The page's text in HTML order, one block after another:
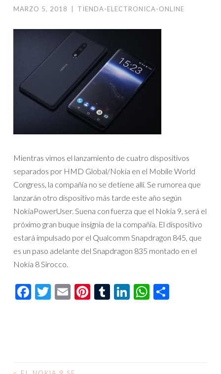
MARZO 5, 2018 TIENDA-ELECTRONICA-ONLINE
Mientras vimos el lanzamiento de cuatro dispositivos
separados por HMD Global/Nokia en el Mobile World
Congress, la compañía no se detiene allí. Se rumorea que
lanzarán otro dispositivo más tarde este año según
NokiaPowerUser. Suena con fuerza que el Nokia 9, será el
próximo gran buque insignia de la compañía. El dispositivo
estará impulsado por el Qualcomm Snapdragon 845, que
es un paso adelante del Snapdragon 835 montado en el
Nokia 8 Sirocco.
Facebook
Twitter
EmailPinterest
Tumblr
LinkedIn